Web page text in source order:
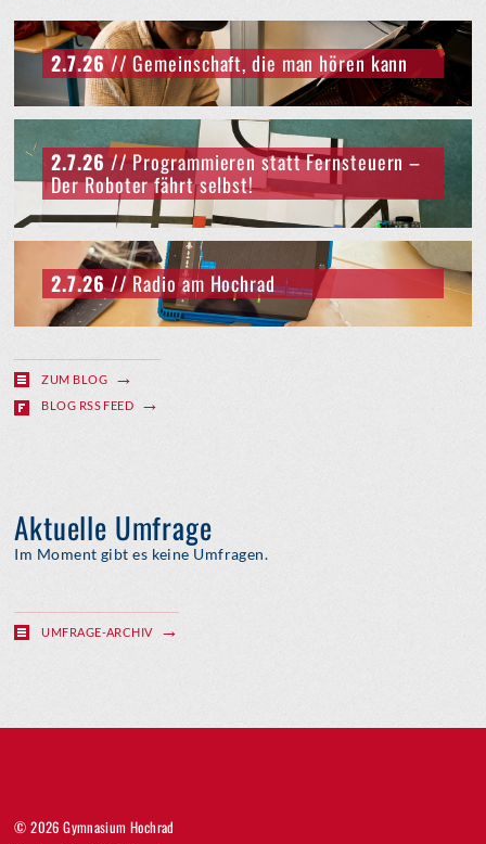
2.7.26// Gemeinschaft, die man hören kann
2.7.26// Programmieren statt Fernsteuern –
Der Roboter fährt selbst!
2.7.26// Radio am Hochrad
ZUM BLOG
BLOG RSS FEED
Aktuelle Umfrage
Im Moment gibt es keine Umfragen.
UMFRAGE-ARCHIV
© 2026 Gymnasium Hochrad